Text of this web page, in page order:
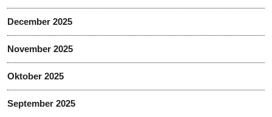
December 2025
November 2025
Oktober 2025
September 2025